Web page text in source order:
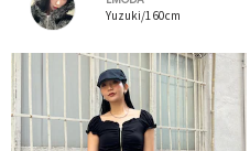
Yuzuki/160cm